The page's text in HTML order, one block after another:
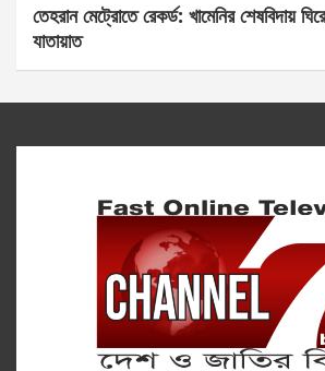
তেহরান মেট্রোতে রেকর্ড: খামেনির শেষবিদায়
যাতায়াত